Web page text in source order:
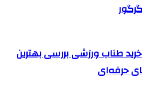
طناب ورزشی بررسی بهترین
حرفه‌ای